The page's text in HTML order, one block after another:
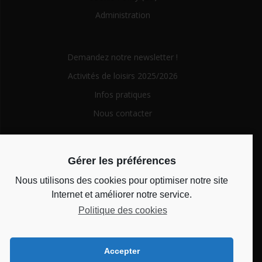
Administration
Demandez notre newsletter !
Activités de loisirs 2025/2026
Infos pratiques
Nous contacter
for:
Horaires d’ouverture
Du lundi au vendredi de 14h à 18h et le mercredi de 10h à
Gérer les préférences
Nous utilisons des cookies pour optimiser notre site
Internet et améliorer notre service.
Politique des cookies
Accepter